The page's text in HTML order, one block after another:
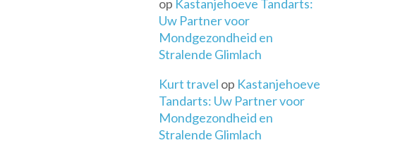
op Kastanjehoeve Tandarts:
Uw Partner voor
Mondgezondheid en
Stralende Glimlach
Kurt travel op Kastanjehoeve
Tandarts: Uw Partner voor
Mondgezondheid en
Stralende Glimlach